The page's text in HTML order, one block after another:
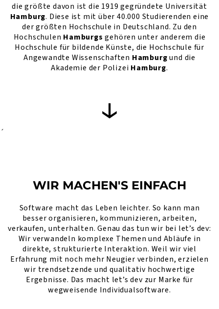
die größte davon ist die 1919 gegründete Universität
Hamburg. Diese ist mit über 40.000 Studierenden eine
der größten Hochschule in Deutschland. Zu den
Hochschulen Hamburgs gehören unter anderem die
Hochschule für bildende Künste, die Hochschule für
Angewandte Wissenschaften Hamburgund die
Akademie der Polizei Hamburg.
´
WIR MACHEN'S EINFACH
Software macht das Leben leichter. So kann man
besser organisieren, kommunizieren, arbeiten,
verkaufen, unterhalten. Genau das tun wir bei let’s dev:
Wir verwandeln komplexe Themen und Abläufe in
direkte, strukturierte Interaktion. Weil wir viel
Erfahrung mit noch mehr Neugier verbinden, erzielen
wir trendsetzende und qualitativ hochwertige
Ergebnisse. Das macht let’s dev zur Marke für
wegweisende Individualsoftware.